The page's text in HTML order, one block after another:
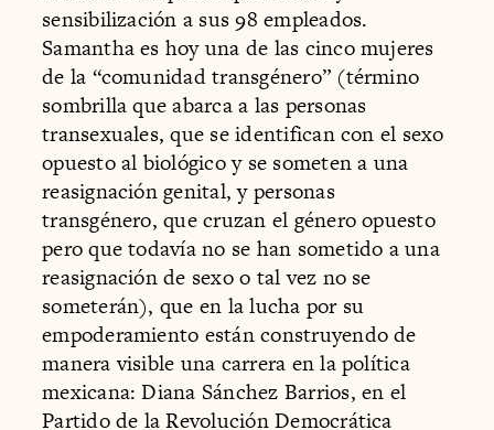
sensibilización a sus 98 empleados.
Samantha es hoy una de las cinco mujeres
de la “comunidad transgénero” (término
sombrilla que abarca a las personas
transexuales, que se identifican con el sexo
opuesto al biológico y se someten a una
reasignación genital, y personas
transgénero, que cruzan el género opuesto
pero que todavía no se han sometido a una
reasignación de sexo o tal vez no se
someterán), que en la lucha por su
empoderamiento están construyendo de
manera visible una carrera en la política
mexicana: Diana Sánchez Barrios, en el
Partido de la Revolución Democrática